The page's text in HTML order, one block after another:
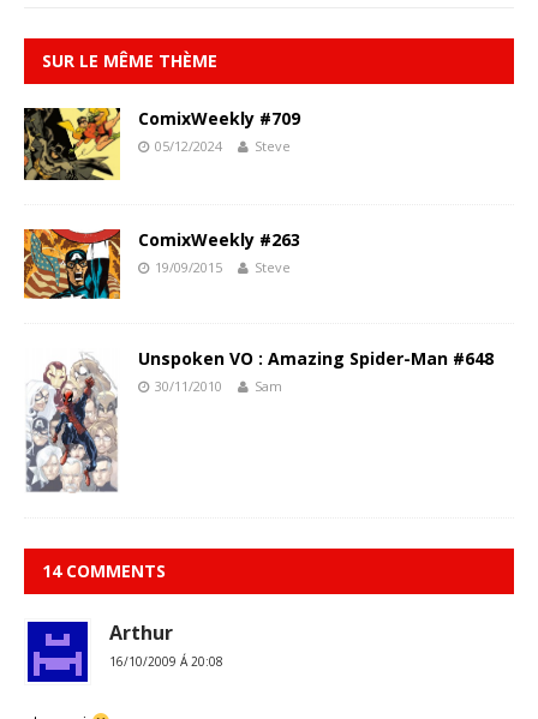
SUR LE MÊME THÈME
ComixWeekly #709
05/12/2024 Steve
ComixWeekly #263
19/09/2015 Steve
Unspoken VO : Amazing Spider-Man #648
30/11/2010 Sam
14 COMMENTS
Arthur
16/10/2009 Á 20:08